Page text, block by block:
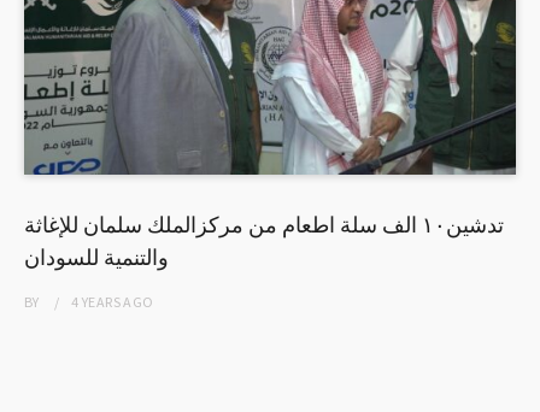
تدشين١٠ الف سلة اطعام من مركزالملك سلمان للإغاثة
والتنمية للسودان
BY 4 YEARSAGO